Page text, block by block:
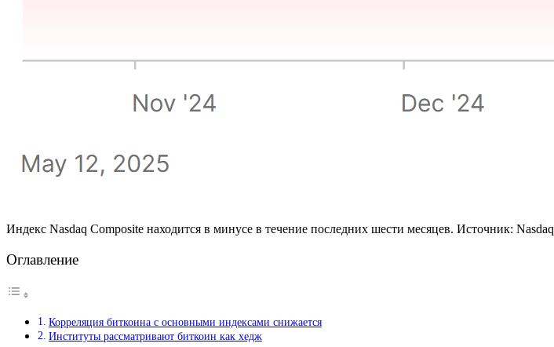
Индекс Nasdaq Composite находится в минусе в течение последних шести месяцев. Источник: Nasdaq
Оглавление
Корреляция биткоина с основными индексами снижается
Институты рассматривают биткоин как хедж